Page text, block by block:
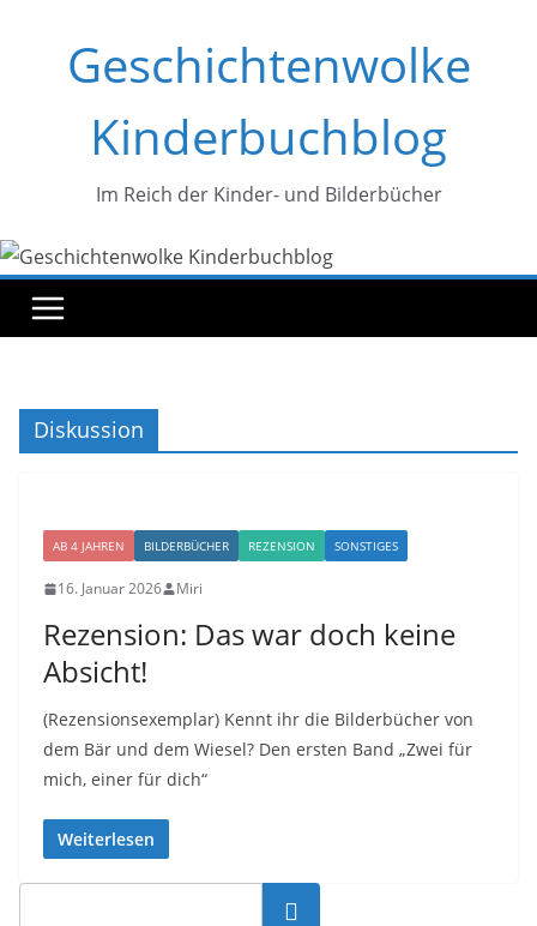
springenGeschichtenwolke
Kinderbuchblog
Im Reich der Kinder- und Bilderbücher
Diskussion
AB 4 JAHREN BILDERBÜCHER REZENSION SONSTIGES
16. Januar 2026 Miri
Rezension: Das war doch keine
Absicht!
(Rezensionsexemplar) Kennt ihr die Bilderbücher von
dem Bär und dem Wiesel? Den ersten Band „Zwei für
mich, einer für dich“
Weiterlesen
Suchen